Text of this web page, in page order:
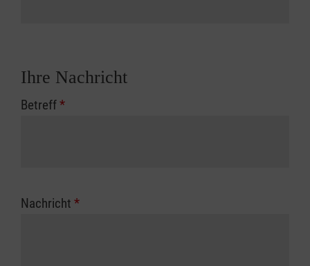
Ihre Nachricht
Betreff*
Nachricht *